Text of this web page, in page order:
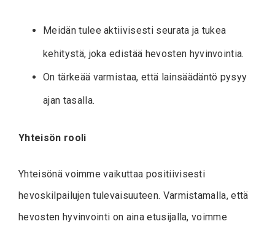
Meidän tulee aktiivisesti seurata ja tukea
kehitystä, joka edistää hevosten hyvinvointia.
On tärkeää varmistaa, että lainsäädäntö pysyy
ajan tasalla.
Yhteisön rooli
Yhteisönä voimme vaikuttaa positiivisesti
hevoskilpailujen tulevaisuuteen. Varmistamalla, että
hevosten hyvinvointi on aina etusijalla, voimme